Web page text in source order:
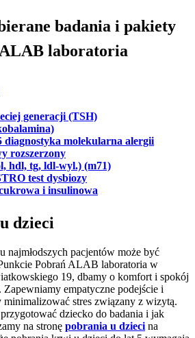
badania i pakiety
laboratoria
generacji (TSH)
diagnostyka molekularna alergii
rozszerzony
hdl, tg, ldl-wyl.) (m71)
test dysbiozy
i insulinowa
dzieci
najmłodszych pacjentów może być
Pobrań ALAB laboratoria w
19, dbamy o komfort i spokój
empatyczne podejście i
minimalizować stres związany z wizytą.
dziecko do badania i jak
na stronę pobrania u dzieci na